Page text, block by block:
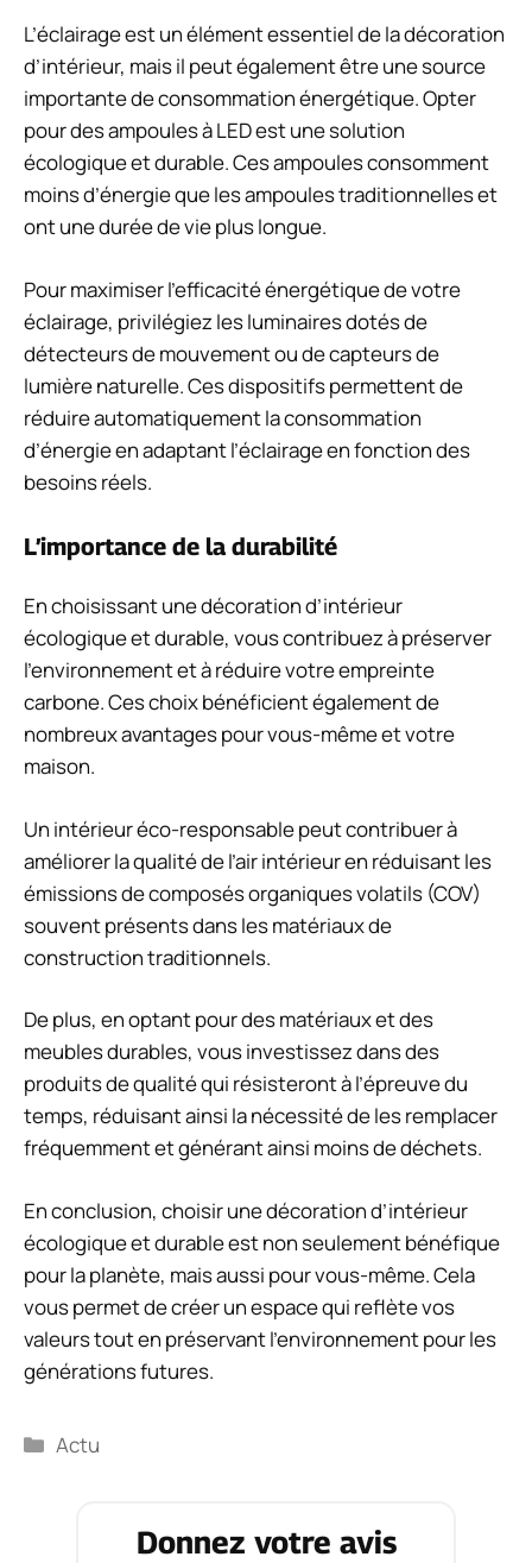
L’éclairage est un élément essentiel de la décoration
d’intérieur, mais il peut également être une source
importante de consommation énergétique. Opter
pour des ampoules à LED est une solution
écologique et durable. Ces ampoules consomment
moins d’énergie que les ampoules traditionnelles et
ont une durée de vie plus longue.
Pour maximiser l’efficacité énergétique de votre
éclairage, privilégiez les luminaires dotés de
détecteurs de mouvement ou de capteurs de
lumière naturelle. Ces dispositifs permettent de
réduire automatiquement la consommation
d’énergie en adaptant l’éclairage en fonction des
besoins réels.
L’importance de la durabilité
En choisissant une décoration d’intérieur
écologique et durable, vous contribuez à préserver
l’environnement et à réduire votre empreinte
carbone. Ces choix bénéficient également de
nombreux avantages pour vous-même et votre
maison.
Un intérieur éco-responsable peut contribuer à
améliorer la qualité de l’air intérieur en réduisant les
émissions de composés organiques volatils (COV)
souvent présents dans les matériaux de
construction traditionnels.
De plus, en optant pour des matériaux et des
meubles durables, vous investissez dans des
produits de qualité qui résisteront à l’épreuve du
temps, réduisant ainsi la nécessité de les remplacer
fréquemment et générant ainsi moins de déchets.
En conclusion, choisir une décoration d’intérieur
écologique et durable est non seulement bénéfique
pour la planète, mais aussi pour vous-même. Cela
vous permet de créer un espace qui reflète vos
valeurs tout en préservant l’environnement pour les
générations futures.
Catégories
Actu
Donnez votre avis